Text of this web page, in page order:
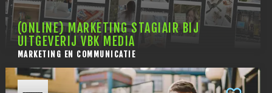
(ONLINE) MARKETING STAGIAIR BIJ
UITGEVERIJ VBK MEDIA
MARKETING EN COMMUNICATIE